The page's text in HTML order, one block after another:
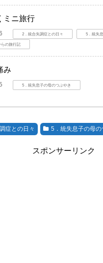
ミニ旅行
2．統合失調症との日々 5．統失
らの旅行記
み
5．統失息子の母のつぶやき
症との日々 5．統失息子の母の
スポンサーリンク